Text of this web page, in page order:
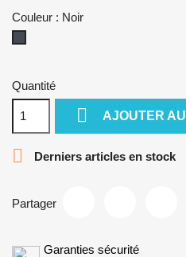
Couleur : Noir
Quantité
 AJOUTER
 Derniers articles en stock
Partager
Garanties sécurité